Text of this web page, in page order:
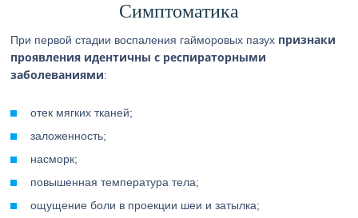
Симптоматика
При первой стадии воспаления гайморовых пазух признаки
проявления идентичны с респираторными
заболеваниями:
отек мягких тканей;
заложенность;
насморк;
повышенная температура тела;
ощущение боли в проекции шеи и затылка;